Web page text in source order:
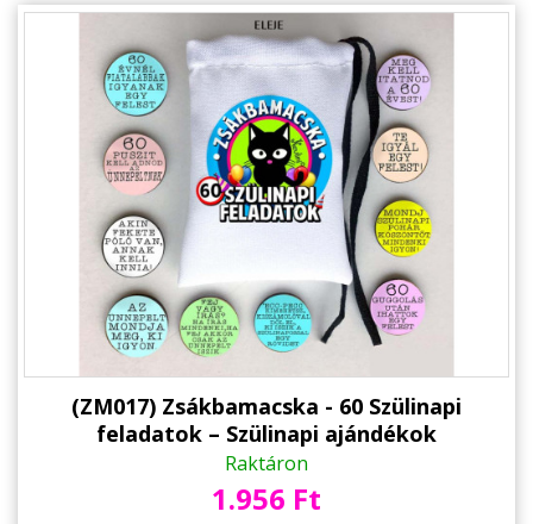
Ajándék Ötletek Férfiaknak
Ajándék Nőknek
Ajándék Gyerekeknek
Családtagoknak
Barátnak/Barátnőnek
Party kellékek
Névnapi ajándékok
Vicces ajándékok
(ZM017) Zsákbamacska - 60 Szülinapi
feladatok – Szülinapi ajándékok
Raktáron
1.956 Ft